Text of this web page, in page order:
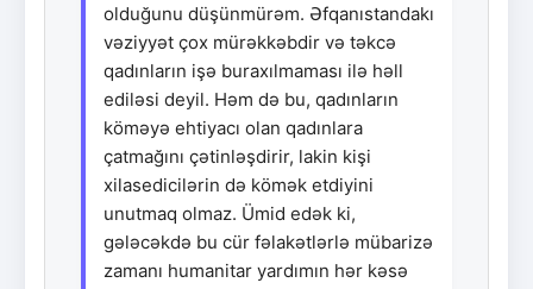
olduğunu düşünmürəm. Əfqanıstandakı
vəziyyət çox mürəkkəbdir və təkcə
qadınların işə buraxılmaması ilə həll
ediləsi deyil. Həm də bu, qadınların
köməyə ehtiyacı olan qadınlara
çatmağını çətinləşdirir, lakin kişi
xilasedicilərin də kömək etdiyini
unutmaq olmaz. Ümid edək ki,
gələcəkdə bu cür fəlakətlərlə mübarizə
zamanı humanitar yardımın hər kəsə